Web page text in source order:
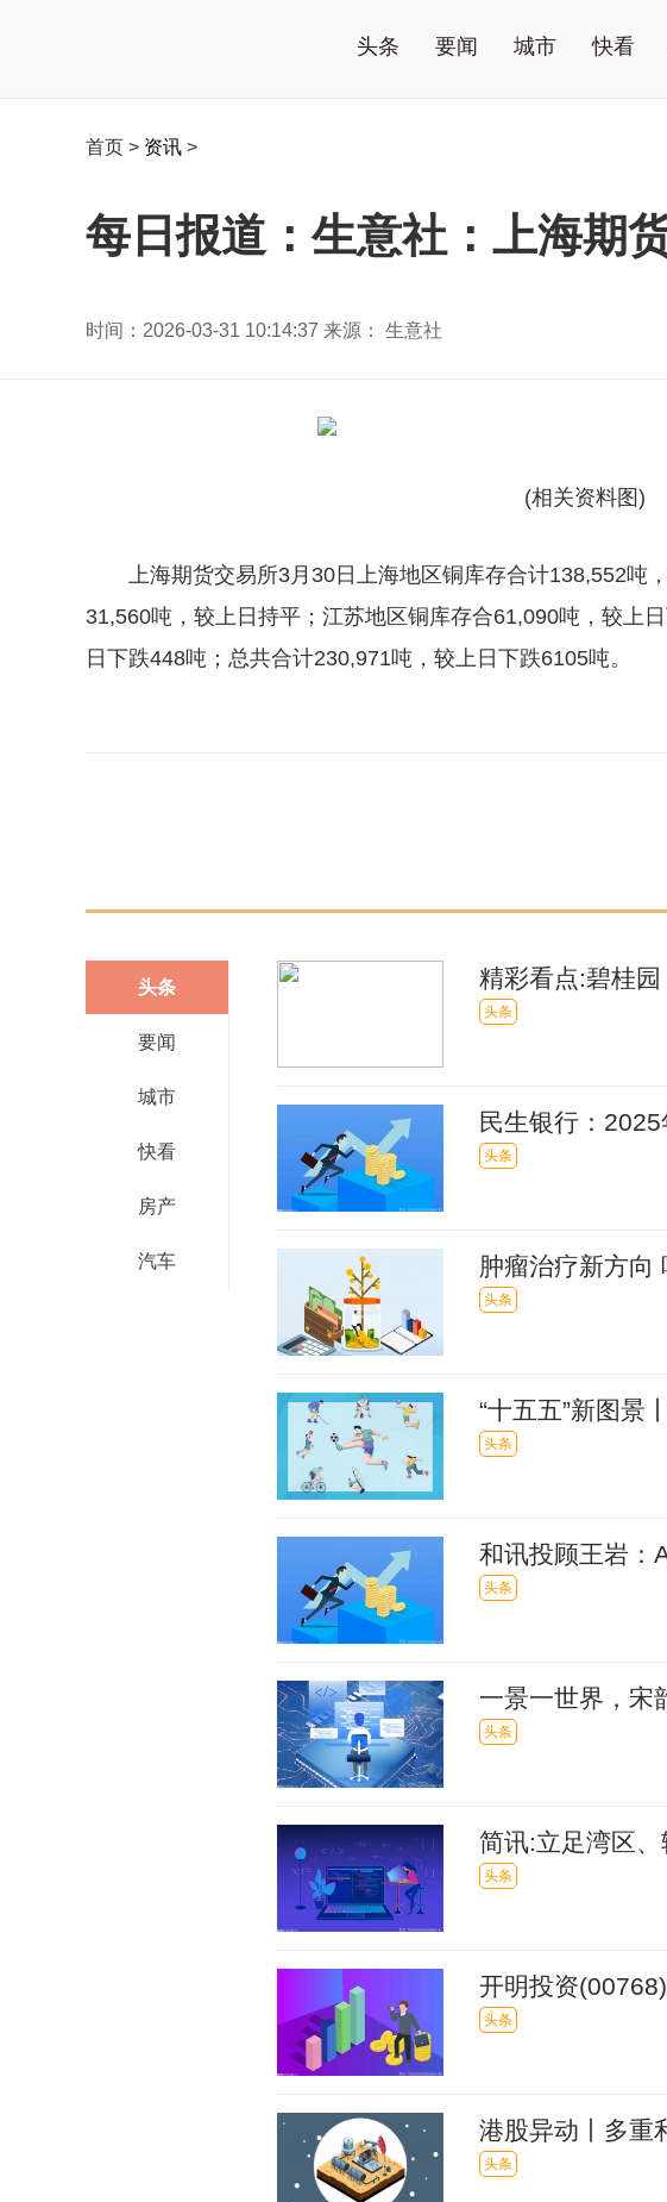
头条 要闻 城市 快看
首页 > 资讯 >
每日报道：生意社：上海期
时间：2026-03-31 10:14:37 来源： 生意社
(相关资料图)
上海期货交易所3月30日上海地区铜库存合计138,552吨
31,560吨，较上日持平；江苏地区铜库存合61,090吨，较上
日下跌448吨；总共合计230,971吨，较上日下跌6105吨。
头条
要闻
城市
快看
房产
汽车
精彩看点:碧桂园
刻
头条
民生银行：
升0.02个百分点|
头条
肿瘤治疗新方向
头条
“十五五”新图景
头条
和讯投顾王岩：
会出现上涨|速讯
头条
一景一世界，宋
讯
头条
简讯:立足湾区
计大奖即将荣耀
头条
开明投资
元
头条
港股异动丨多重
高，年内累涨
头条